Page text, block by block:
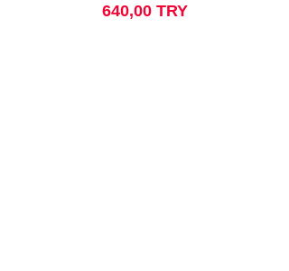
Prix
640,00 TRY